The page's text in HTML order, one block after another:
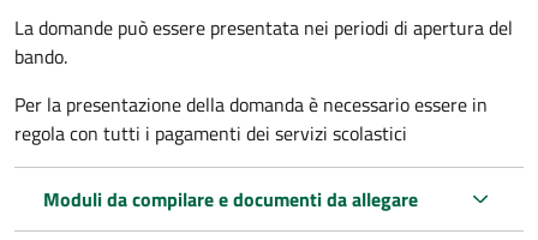
La domande può essere presentata nei periodi di apertura del
bando.
Per la presentazione della domanda è necessario essere in
regola con tutti i pagamenti dei servizi scolastici
Moduli da compilare e documenti da allegare